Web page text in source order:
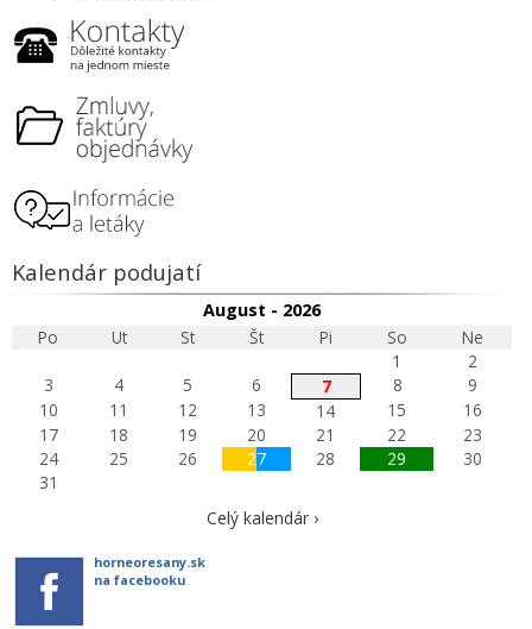
Kalendár podujatí
August - 2026
Po
Ut St Št Pi So
Ne
1
2
3
4 5 6 7 8
9
10
11 12 13 14 15
16
17
18 19 20 21 22
23
24
25 26 27 28 29
30
31
Celý kalendár ›
horneoresany.sk
na facebooku